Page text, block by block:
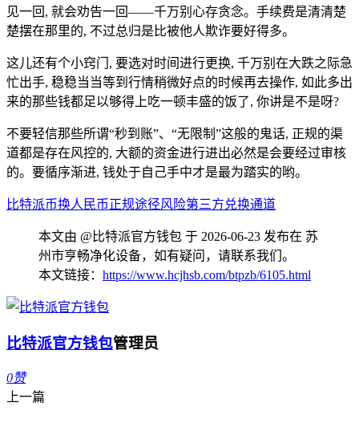
见一回, 就会劝告一回——千万别心存贪念。手续费是清清楚
楚摆在那里的, 不过总归是比被他人欺诈要好得多。
这儿还有个小窍门, 要选对时间进行更换, 千万别在大跌之际急
忙出手, 稳稳当当等到行情稍微好点的时候再去操作, 如此多出
来的那些钱都足以够得上吃一顿丰盛的饭了, 你讲是不是呀?
不要轻信那些所谓“秒到账”、“无限制”这般的鬼话, 正规的渠
道都是存在风控的, 大额的资金进行进出必然是会要经过审核
的。要循序渐进, 钱处于自己手中才是最为踏实的哟。
比特派币换人民币正规途径风险第三方兑换通道
本文由 @比特派官方钱包 于 2026-06-23 发布在 苏
州市亨畅净化设备，如有疑问，请联系我们。
本文链接： https://www.hcjhsb.com/btpzb/6105.html
比特派官方钱包管理员
0赞
上一篇